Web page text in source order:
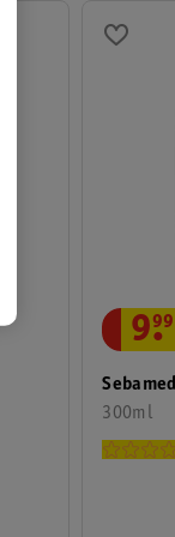
300ml
9.
99